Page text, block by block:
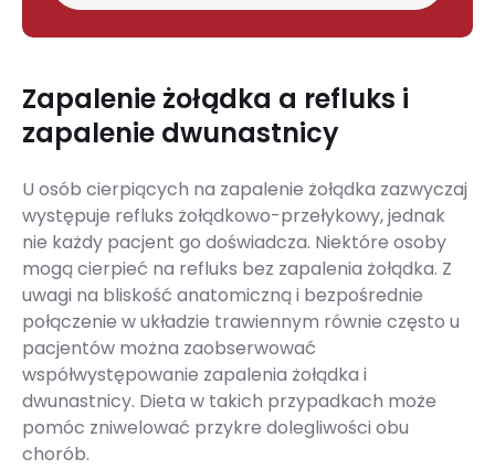
Zapalenie żołądka a refluks i
zapalenie dwunastnicy
U osób cierpiących na zapalenie żołądka zazwyczaj
występuje refluks żołądkowo-przełykowy, jednak
nie każdy pacjent go doświadcza. Niektóre osoby
mogą cierpieć na refluks bez zapalenia żołądka. Z
uwagi na bliskość anatomiczną i bezpośrednie
połączenie w układzie trawiennym równie często u
pacjentów można zaobserwować
współwystępowanie zapalenia żołądka i
dwunastnicy. Dieta w takich przypadkach może
pomóc zniwelować przykre dolegliwości obu
chorób.